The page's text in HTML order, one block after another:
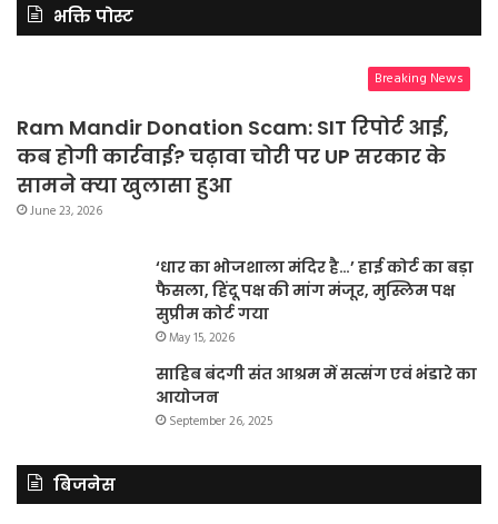
भक्ति पोस्ट
Breaking News
Ram Mandir Donation Scam: SIT रिपोर्ट आई,
कब होगी कार्रवाई? चढ़ावा चोरी पर UP सरकार के
सामने क्या खुलासा हुआ
June 23, 2026
‘धार का भोजशाला मंदिर है…’ हाई कोर्ट का बड़ा
फैसला, हिंदू पक्ष की मांग मंजूर, मुस्लिम पक्ष
सुप्रीम कोर्ट गया
May 15, 2026
साहिब बंदगी संत आश्रम में सत्संग एवं भंडारे का
आयोजन
September 26, 2025
बिजनेस